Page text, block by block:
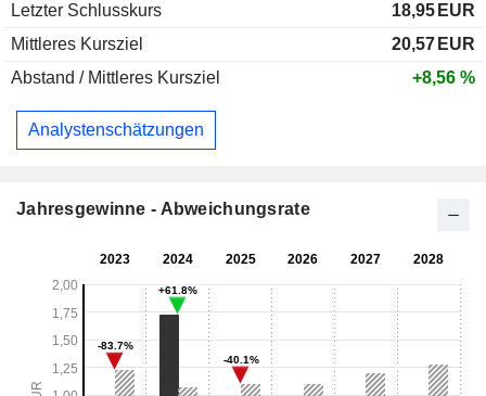
Letzter Schlusskurs
18,95 EUR
Mittleres Kursziel
20,57 EUR
Abstand / Mittleres Kursziel
+8,56 %
Analystenschätzungen
Jahresgewinne - Abweichungsrate